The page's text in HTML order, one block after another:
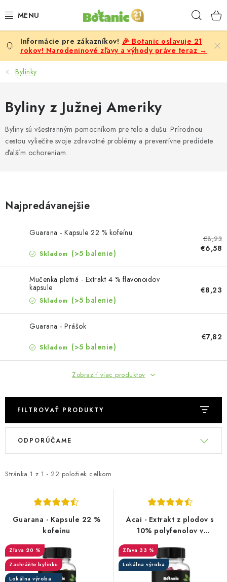
na
PREMIUM
DOPLNKY STRAVY
ZĽAVY, AKCIE
ŽENY
OSTATNÉ
DOVOLENKA
Prečo Botanic?
Kontakty
🎉 Botanic oslavuje 21
rokov! Narodeninové zľavy a výhody práve teraz →
Bylinky
Byliny z Južnej Ameriky
Byliny sú všestranným pomocníkom pre telo a dušu. Prírodnou
cestou vyliečite svoje zdravotné problémy a preventívne predídete
ďalším ochoreniam.
Najpredávanejšie
Guarana - Kapsule 22 % kofeínu
Skladom (>5 balenie)
€8,23
€6,58
Mučenka pletná - Extrakt 4 % flavonoidov
kapsule
Skladom (>5 balenie)
€8,23
Guarana - Prášok
Skladom (>5 balenie)
€7,82
Zobraziť viac produktov
FILTROVAŤ PRODUKTY
V
i
d
u
k
Stránka 1 z 1 - 22 položiek celkom
R
e
r
o
d
ODPORÚČAME
Guarana - Kapsule 22 %
kofeínu
20 %
Zachráňte bylinku
Lokálna výroba
Acai - Extrakt z plodov s
10% polyfenolov v
kapsuliach
33 %
Lokálna výroba